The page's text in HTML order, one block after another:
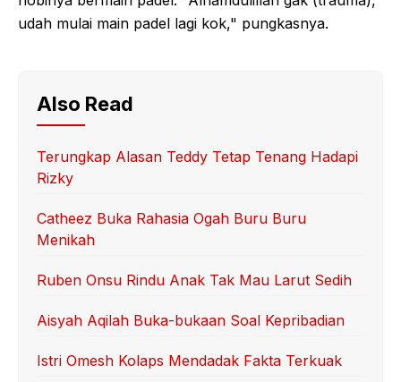
udah mulai main padel lagi kok," pungkasnya.
Also Read
Terungkap Alasan Teddy Tetap Tenang Hadapi
Rizky
Catheez Buka Rahasia Ogah Buru Buru
Menikah
Ruben Onsu Rindu Anak Tak Mau Larut Sedih
Aisyah Aqilah Buka-bukaan Soal Kepribadian
Istri Omesh Kolaps Mendadak Fakta Terkuak